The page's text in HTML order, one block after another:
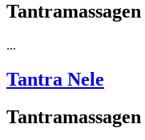
Tantramassagen
...
Tantra Nele
Tantramassagen